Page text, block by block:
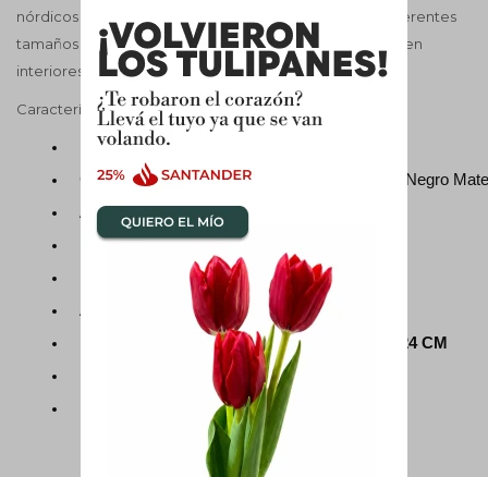
nórdicos hasta espacios minimalistas. Disponible en diferentes
tamaños para crear composiciones decorativas únicas en
interiores. INCLUYE PLATO
Características técnicas
Material: Cerámica
Color: Blanco Brillo, negro brillo, blanco Mate. Negro
Acabado: Brillo CON PLATO PLATEADO
Forma: Cilíndrica
Uso recomendado: Plantas en general
Apta para: Interior o Exterior
Medidas: S 16X15 CM, M 19X19 CM, L 24X24 CM